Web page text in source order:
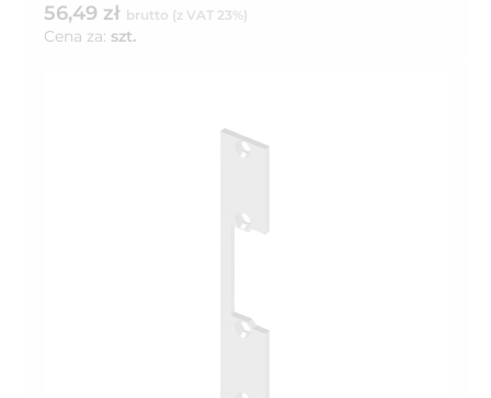
56,49 zł brutto (z VAT 23%)
Cena za: szt.